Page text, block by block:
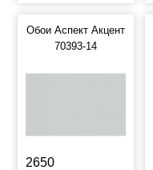
Обои Аспект Акцент
70393-14
2650